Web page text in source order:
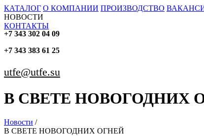
КАТАЛОГ О КОМПАНИИ ПРОИЗВОДСТВО
НОВОСТИ
КОНТАКТЫ
+7 343 302 04 09
+7 343 383 61 25
utfe@utfe.su
В СВЕТЕ НОВОГОДНИХ
Новости /
В СВЕТЕ НОВОГОДНИХ ОГНЕЙ